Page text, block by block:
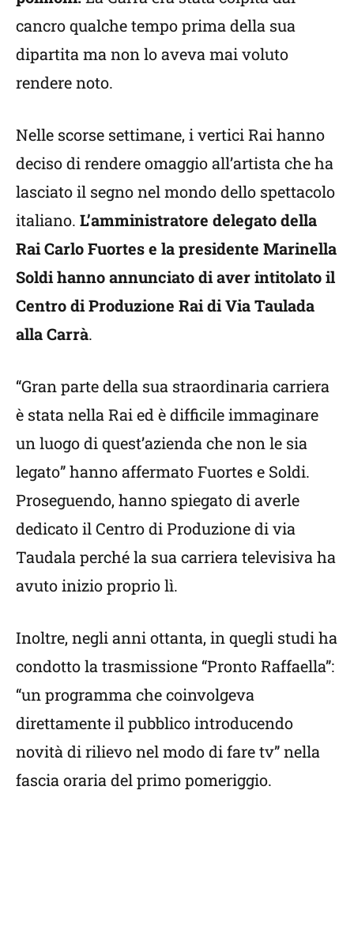
cancro qualche tempo prima della sua
dipartita ma non lo aveva mai voluto
rendere noto.
Nelle scorse settimane, i vertici Rai hanno
deciso di rendere omaggio all’artista che ha
lasciato il segno nel mondo dello spettacolo
italiano. L’amministratore delegato della
Rai Carlo Fuortes e la presidente Marinella
Soldi hanno annunciato di aver intitolato il
Centro di Produzione Rai di Via Taulada
alla Carrà.
“Gran parte della sua straordinaria carriera
è stata nella Rai ed è difficile immaginare
un luogo di quest’azienda che non le sia
legato” hanno affermato Fuortes e Soldi.
Proseguendo, hanno spiegato di averle
dedicato il Centro di Produzione di via
Taudala perché la sua carriera televisiva ha
avuto inizio proprio lì.
Inoltre, negli anni ottanta, in quegli studi ha
condotto la trasmissione “Pronto Raffaella”:
“un programma che coinvolgeva
direttamente il pubblico introducendo
novità di rilievo nel modo di fare tv” nella
fascia oraria del primo pomeriggio.